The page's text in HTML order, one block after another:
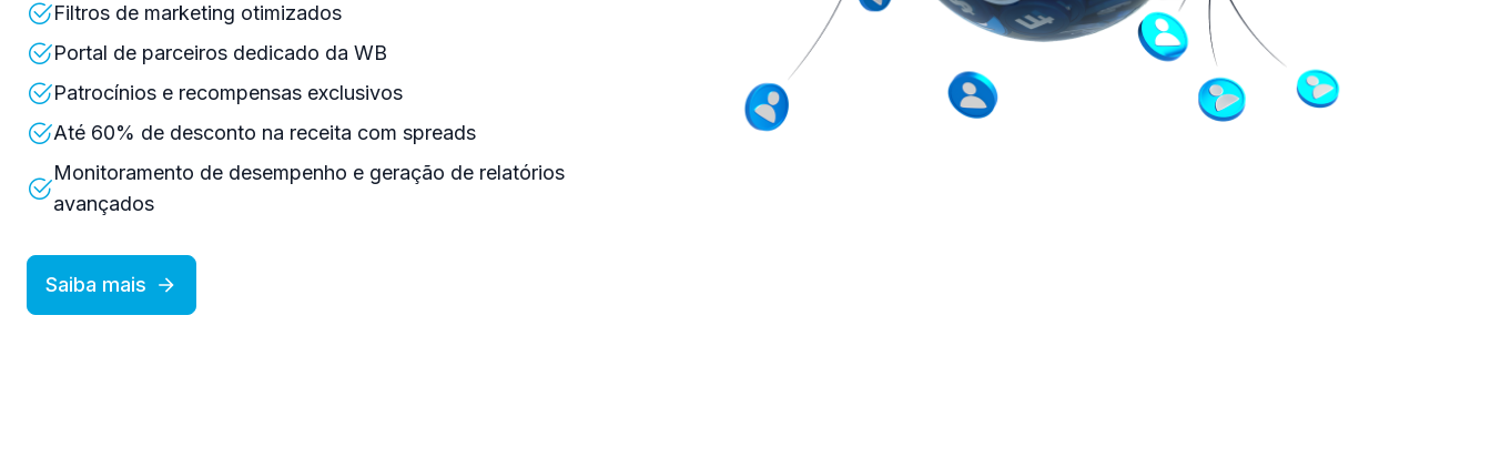
Filtros de marketing otimizados
Portal de parceiros dedicado da WB
Patrocínios e recompensas exclusivos
Até 60% de desconto na receita com spreads
Monitoramento de desempenho e geração de relatórios
avançados
Saiba mais